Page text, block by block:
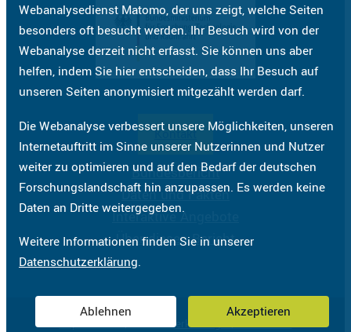
Webanalysedienst Matomo, der uns zeigt, welche Seiten
besonders oft besucht werden. Ihr Besuch wird von der
Webanalyse derzeit nicht erfasst. Sie können uns aber
helfen, indem Sie hier entscheiden, dass Ihr Besuch auf
unseren Seiten anonymisiert mitgezählt werden darf.
Die Webanalyse verbessert unsere Möglichkeiten, unseren
Internetauftritt im Sinne unserer Nutzerinnen und Nutzer
weiter zu optimieren und auf den Bedarf der deutschen
Forschungslandschaft hin anzupassen. Es werden keine
Daten an Dritte weitergegeben.
Weitere Informationen finden Sie in unserer
Datenschutzerklärung.
Ablehnen Akzeptieren
Kontakt
Bundesbericht
Daten und Fakten
Interaktive Angebote
Über diesen Bericht
ImpressumDatenschutzerklärungBarrierefreiheit